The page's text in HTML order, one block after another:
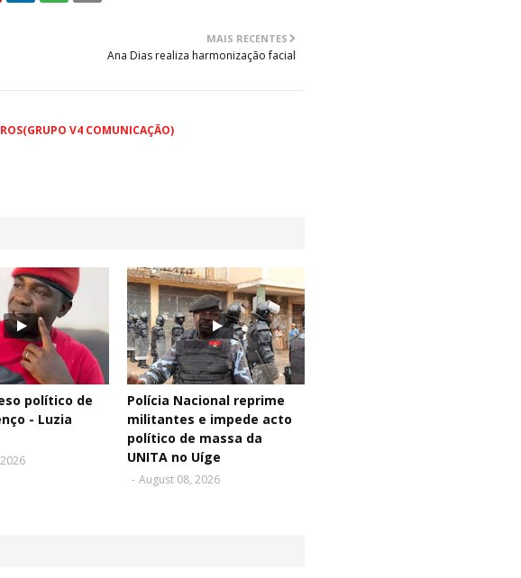
MAIS RECENTES
Ana Dias realiza harmonização facial
V4 COMUNICAÇÃO)
político de
- Luzia
Polícia Nacional reprime
militantes e impede acto
político de massa da
UNITA no Uíge
- August 08, 2026